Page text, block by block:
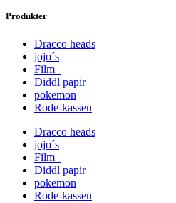
Produkter
Dracco heads
jojo´s
Film
Diddl papir
pokemon
Rode-kassen
Dracco heads
jojo´s
Film
Diddl papir
pokemon
Rode-kassen